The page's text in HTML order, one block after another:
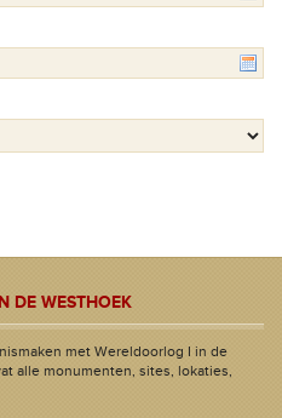
DE WESTHOEK
met Wereldoorlog I in de
alle monumenten, sites, lokaties,